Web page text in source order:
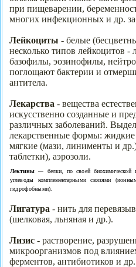
при пищеварении,
многих инфекционных и др.
Лейкоциты - белые
несколько типов лейкоцитов
базофилы, эозинофилы,
поглощают бактерии и
антитела.
Лекарства - вещества
искусственно созданные и
различных заболеваний.
лекарственные формы: жидкие
мягкие (мази, линименты и
таблетки), аэрозоли.
Лектины— белки, по своей биохимической
углеводы комплементарными связями
гидрофобными).
Лигатура - нить для
(шелковая, льняная и др.).
Лизис - растворение,
микроорганизмов под
ферментов, антибиотиков и др.